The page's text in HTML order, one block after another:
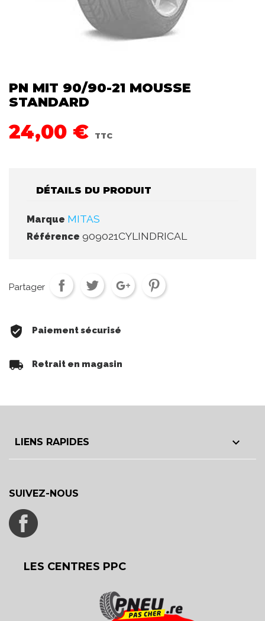
PN MIT 90/90-21 MOUSSE
STANDARD
24,00 € TTC
DÉTAILS DU PRODUIT
Marque MITAS
Référence 909021CYLINDRICAL
Partager
Paiement sécurisé
Retrait en magasin
LIENS RAPIDES 
SUIVEZ-NOUS
LES CENTRES PPC